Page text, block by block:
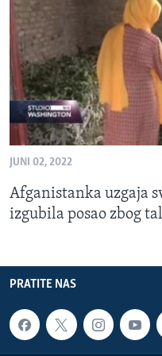
MAGAZIN
O GLASU AMERIKE
Learning English
PRATITE NAS
Jezici
JUNI 02, 2022
Afganistanka uzgaja
izgubila posao zbog
PRATITE NAS